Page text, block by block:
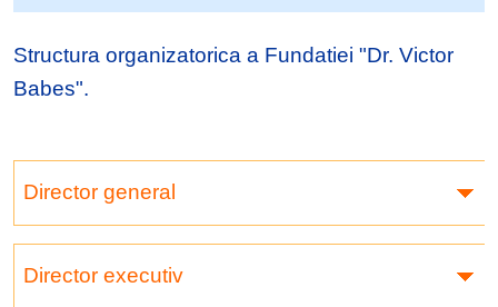
Structura organizatorica a Fundatiei "Dr. Victor
Babes".
Director general
Director executiv